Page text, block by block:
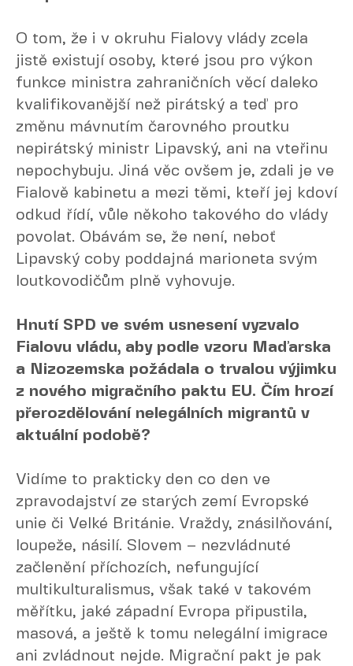
O tom, že i v okruhu Fialovy vlády zcela
jistě existují osoby, které jsou pro výkon
funkce ministra zahraničních věcí daleko
kvalifikovanější než pirátský a teď pro
změnu mávnutím čarovného proutku
nepirátský ministr Lipavský, ani na vteřinu
nepochybuju. Jiná věc ovšem je, zdali je ve
Fialově kabinetu a mezi těmi, kteří jej kdoví
odkud řídí, vůle někoho takového do vlády
povolat. Obávám se, že není, neboť
Lipavský coby poddajná marioneta svým
loutkovodičům plně vyhovuje.
Hnutí SPD ve svém usnesení vyzvalo
Fialovu vládu, aby podle vzoru Maďarska
a Nizozemska požádala o trvalou výjimku
z nového migračního paktu EU. Čím hrozí
přerozdělování nelegálních migrantů v
aktuální podobě?
Vidíme to prakticky den co den ve
zpravodajství ze starých zemí Evropské
unie či Velké Británie. Vraždy, znásilňování,
loupeže, násilí. Slovem – nezvládnuté
začlenění příchozích, nefungující
multikulturalismus, však také v takovém
měřítku, jaké západní Evropa připustila,
masová, a ještě k tomu nelegální imigrace
ani zvládnout nejde. Migrační pakt je pak